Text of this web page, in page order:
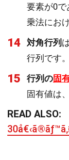
要素が0
乗法にお
14 対角行列
行列です
15 行列の固
固有値は
READ ALSO: